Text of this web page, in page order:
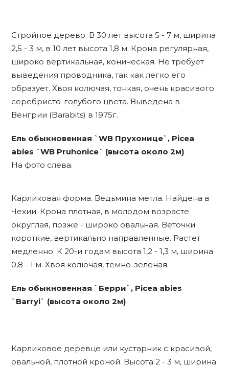
Стройное дерево. В 30 лет высота 5 - 7 м, ширина
2,5 - 3 м, в 10 лет высота 1,8 м. Крона регулярная,
широко вертикальная, коническая. Не требует
выведения проводника, так как легко его
образует. Хвоя колючая, тонкая, очень красивого
серебристо-голубого цвета. Выведена в
Венгрии (Barabits) в 1975г.
Ель обыкновенная `WB Прухонице`, Picea
abies `WB Pruhonice` (высота около 2м)
На фото слева.
Карликовая форма. Ведьмина метла. Найдена в
Чехии. Крона плотная, в молодом возрасте
округлая, позже - широко овальная. Веточки
короткие, вертикально направленные. Растет
медленно. К 20-и годам высота 1,2 - 1,3 м, ширина
0,8 - 1 м. Хвоя колючая, темно-зеленая.
Ель обыкновенная `Берри`, Picea abies
`Barryi` (высота около 2м)
Карликовое деревце или кустарник с красивой,
овальной, плотной кроной. Высота 2 - 3 м, ширина